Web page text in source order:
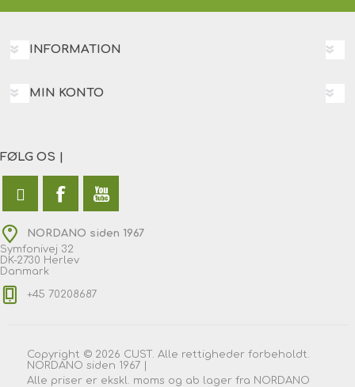
INFORMATION
MIN KONTO
FØLG OS |
NORDANO siden 1967
Symfonivej 32
DK-2730 Herlev
Danmark
+45 70208687
Copyright © 2026 CUST. Alle rettigheder forbeholdt.
NORDANO siden 1967 |
Alle priser er ekskl. moms og ab lager fra NORDANO